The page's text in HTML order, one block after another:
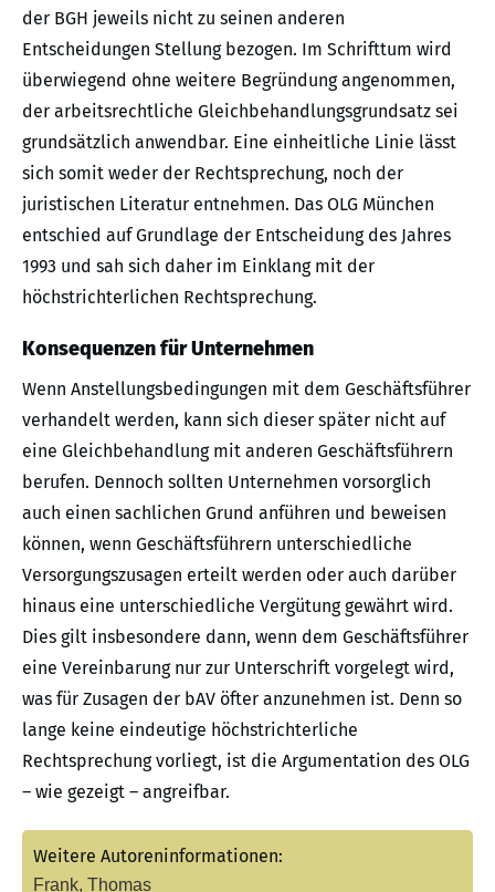
der BGH jeweils nicht zu seinen anderen
Entscheidungen Stellung bezogen. Im Schrifttum wird
überwiegend ohne weitere Begründung angenommen,
der arbeitsrechtliche Gleichbehandlungsgrundsatz sei
grundsätzlich anwendbar. Eine einheitliche Linie lässt
sich somit weder der Rechtsprechung, noch der
juristischen Literatur entnehmen. Das OLG München
entschied auf Grundlage der Entscheidung des Jahres
1993 und sah sich daher im Einklang mit der
höchstrichterlichen Rechtsprechung.
Konsequenzen für Unternehmen
Wenn Anstellungsbedingungen mit dem Geschäftsführer
verhandelt werden, kann sich dieser später nicht auf
eine Gleichbehandlung mit anderen Geschäftsführern
berufen. Dennoch sollten Unternehmen vorsorglich
auch einen sachlichen Grund anführen und beweisen
können, wenn Geschäftsführern unterschiedliche
Versorgungszusagen erteilt werden oder auch darüber
hinaus eine unterschiedliche Vergütung gewährt wird.
Dies gilt insbesondere dann, wenn dem Geschäftsführer
eine Vereinbarung nur zur Unterschrift vorgelegt wird,
was für Zusagen der bAV öfter anzunehmen ist. Denn so
lange keine eindeutige höchstrichterliche
Rechtsprechung vorliegt, ist die Argumentation des OLG
– wie gezeigt – angreifbar.
Weitere Autoreninformationen:
Frank, Thomas